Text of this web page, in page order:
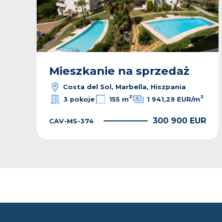
Mieszkanie na sprzedaż
Costa del Sol, Marbella, Hiszpania
3 pokoje 155 m2 1 941,29 EUR/m2
CAV-MS-374 300 900 EUR